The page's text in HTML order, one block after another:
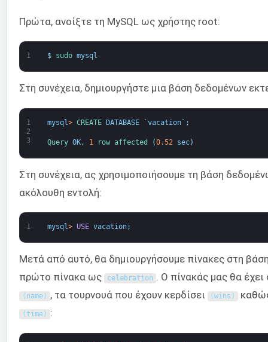
Πρώτα, ανοίξτε τη MySQL ως χρήστης root:
1 $ sudo mysql
Στη συνέχεια, δημιουργήστε μια βάση δεδομένων
1
2
3
mysql> CREATE DATABASE `vacation` ;
Query OK, 1 row affected (0.52 sec)
Στη συνέχεια, ας χρησιμοποιήσουμε τη βάση
ακόλουθη εντολή:
1 mysql> USE vacation;
Μετά από αυτό, θα δημιουργήσουμε πίνακες στη
πρώτο πίνακα ως
celebration . Ο πίνακάς μας θα
( name) , τα τουρνουά που έχουν κερδίσει (wins )
(time) :